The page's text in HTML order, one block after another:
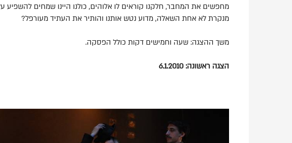
מחפשים את המחבר, חלקנו קוראים לו אלוהים, כולנו היינו שמחים להשפיע
מנקרת לא אחת השאלה, מדוע נטש אותנו והותיר את העתיד מעורפל?
משך ההצגה: שעה וחמישים דקות כולל הפסקה.
הצגה ראשונה: 6.1.2010